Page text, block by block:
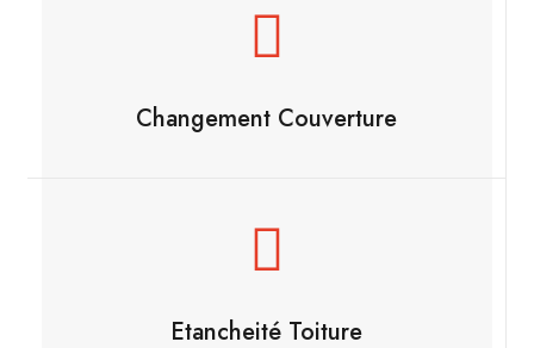
Changement Couverture
Etancheité Toiture